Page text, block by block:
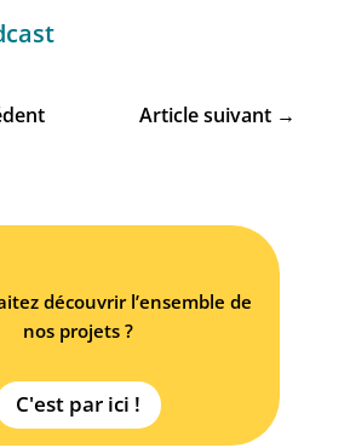
Article suivant →
découvrir l’ensemble de
nos projets ?
C'est par ici !